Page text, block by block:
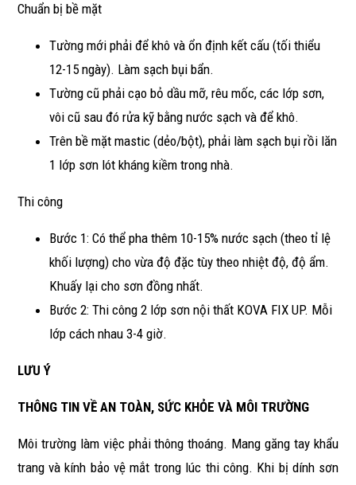
Chuẩn bị bề mặt
Tường mới phải để khô và ổn định kết cấu (tối thiểu
12-15 ngày). Làm sạch bụi bẩn.
Tường cũ phải cạo bỏ dầu mỡ, rêu mốc, các lớp sơn,
vôi cũ sau đó rửa kỹ bằng nước sạch và để khô.
Trên bề mặt mastic (dẻo/bột), phải làm sạch bụi rồi lăn
1 lớp sơn lót kháng kiềm trong nhà.
Thi công
Bước 1: Có thể pha thêm 10-15% nước sạch (theo tỉ lệ
khối lượng) cho vừa độ đặc tùy theo nhiệt độ, độ ẩm.
Khuấy lại cho sơn đồng nhất.
Bước 2: Thi công 2 lớp sơn nội thất KOVA FIX UP. Mỗi
lớp cách nhau 3-4 giờ.
LƯU Ý
THÔNG TIN VỀ AN TOÀN, SỨC KHỎE VÀ MÔI TRƯỜNG
Môi trường làm việc phải thông thoáng. Mang găng tay khẩu
trang và kính bảo vệ mắt trong lúc thi công. Khi bị dính sơn